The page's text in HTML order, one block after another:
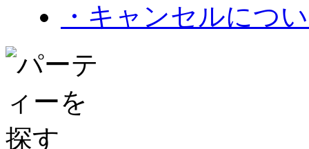
・キャンセルにつ